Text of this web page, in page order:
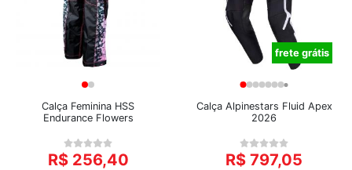
Calça Feminina HSS
Endurance Flowers
R$ 256,40
frete grátis
Calça Alpinestars Fluid Apex
2026
R$ 797,05